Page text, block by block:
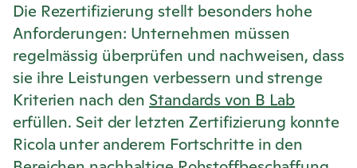
Die Rezertifizierung stellt besonders hohe
Anforderungen: Unternehmen müssen
regelmässig überprüfen und nachweisen, dass
sie ihre Leistungen verbessern und strenge
Kriterien nach den Standards von B Lab
erfüllen. Seit der letzten Zertifizierung konnte
Ricola unter anderem Fortschritte in den